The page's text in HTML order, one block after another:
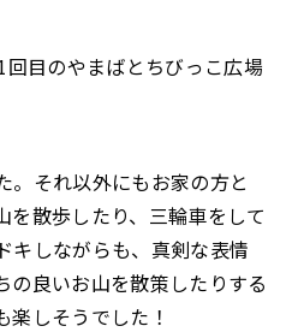
目のやまばとちびっこ広場
。それ以外にもお家の方と
を散歩したり、三輪車をして
キしながらも、真剣な表情
の良いお山を散策したりする
しそうでした！